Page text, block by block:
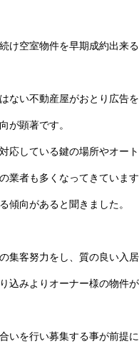
け空室物件を早期成約出来る
ない不動産屋がおとり広告
が顕著です。
応している鍵の場所やオー
業者も多くなってきています
傾向があると聞きました。
集客努力をし、質の良い入
込みよりオーナー様の物件
いを行い募集する事が前提